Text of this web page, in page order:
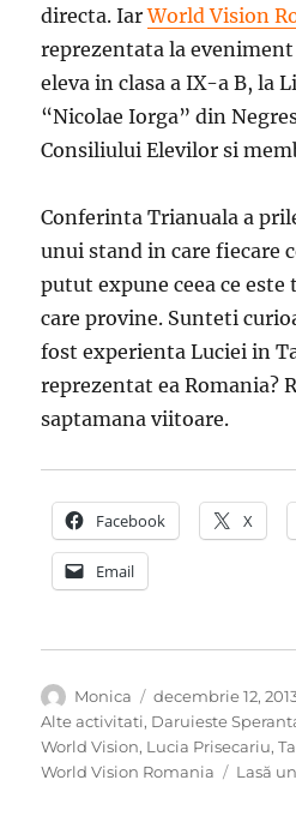
directa. IarWorld Vision
reprezentata la eveniment
eleva in clasa a IX-a B, la
“Nicolae Iorga” din
Consiliului Elevilor si
Conferinta Trianuala a
unui stand in care fiecare
putut expune ceea ce
care provine. Sunteti
fost experienta Luciei in
reprezentat ea Romania?
saptamana viitoare.
Facebook X
Email
Autor
Monica
Publicat
pe
decembrie 12,
Alte activitati, Daruieste
World Vision, Lucia Prisecariu,
World Vision Romania
Lasă